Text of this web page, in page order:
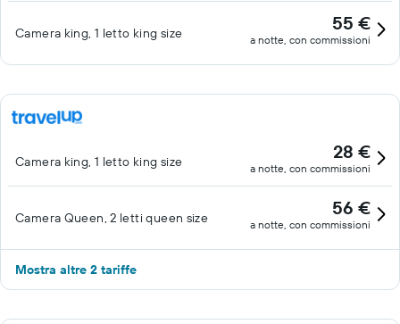
Camera king, 1 letto king size 55 €
a notte, con commissioni
Camera king, 1 letto king size 28 €
a notte, con commissioni
Camera Queen, 2 letti queen size 56 €
a notte, con commissioni
Mostra altre 2 tariffe